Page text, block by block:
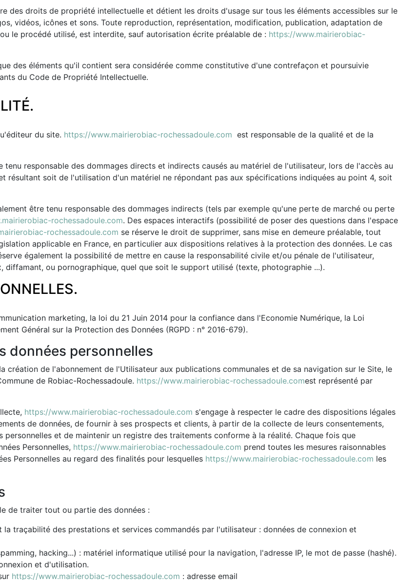
des droits de propriété intellectuelle et détient les droits d'usage sur tous les éléments accessibles sur le
vidéos, icônes et sons. Toute reproduction, représentation, modification, publication, adaptation de
le procédé utilisé, est interdite, sauf autorisation écrite préalable de : https://www.mairierobiac-
des éléments qu'il contient sera considérée comme constitutive d'une contrefaçon et poursuivie
du Code de Propriété Intellectuelle.
du site. https://www.mairierobiac-rochessadoule.com est responsable de la qualité et de la
tenu responsable des dommages directs et indirects causés au matériel de l'utilisateur, lors de l'accès au
résultant soit de l'utilisation d'un matériel ne répondant pas aux spécifications indiquées au point 4, soit
être tenu responsable des dommages indirects (tels par exemple qu'une perte de marché ou perte
rochessadoule.com. Des espaces interactifs (possibilité de poser des questions dans l'espace
rochessadoule.com se réserve le droit de supprimer, sans mise en demeure préalable, tout
applicable en France, en particulier aux dispositions relatives à la protection des données. Le cas
également la possibilité de mettre en cause la responsabilité civile et/ou pénale de l'utilisateur,
diffamant, ou pornographique, quel que soit le support utilisé (texte, photographie ...).
marketing, la loi du 21 Juin 2014 pour la confiance dans l'Economie Numérique, la Loi
Général sur la Protection des Données (RGPD : n° 2016-679).
données personnelles
création de l'abonnement de l'Utilisateur aux publications communales et de sa navigation sur le Site, le
de Robiac-Rochessadoule. https://www.mairierobiac-rochessadoule.comest représenté par
https://www.mairierobiac-rochessadoule.com s'engage à respecter le cadre des dispositions légales
de données, de fournir à ses prospects et clients, à partir de la collecte de leurs consentements,
et de maintenir un registre des traitements conforme à la réalité. Chaque fois que
Personnelles, https://www.mairierobiac-rochessadoule.com prend toutes les mesures raisonnables
Personnelles au regard des finalités pour lesquelles https://www.mairierobiac-rochessadoule.com les
de traiter tout ou partie des données :
traçabilité des prestations et services commandés par l'utilisateur : données de connexion et
hacking...) : matériel informatique utilisé pour la navigation, l'adresse IP, le mot de passe (hashé).
et d'utilisation.
https://www.mairierobiac-rochessadoule.com : adresse email